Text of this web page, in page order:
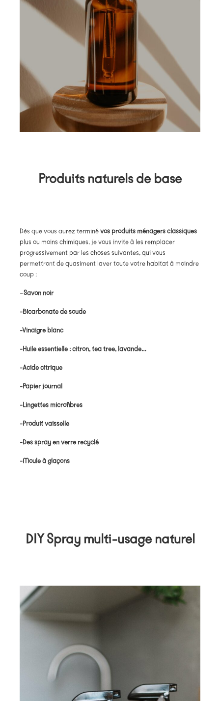
Produits naturels de base
Dès que vous aurez terminévos produits ménagers classiques
plus ou moins chimiques, je vous invite à les remplacer
progressivement par les choses suivantes, qui vous
permettront de quasiment laver toute votre habitat à moindre
coup :
–Savon noir
-Bicarbonate de soude
-Vinaigre blanc
-Huile essentielle : citron, tea tree, lavande…
-Acide citrique
-Papier journal
-Lingettes microfibres
-Produit vaisselle
-Des spray en verre recyclé
-Moule à glaçons
DIY Spray multi-usage naturel